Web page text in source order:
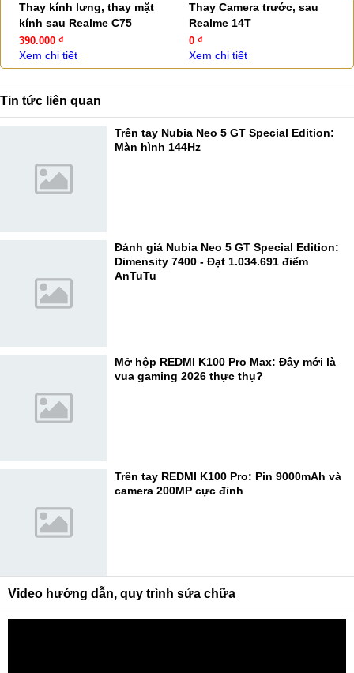
Thay kính lưng, thay mặt
kính sau Realme C75
390.000 ₫
Xem chi tiết
Thay Camera trước, sau
Realme 14T
0 ₫
Xem chi tiết
Tin tức liên quan
Trên tay Nubia Neo 5 GT Special Edition:
Màn hình 144Hz
Đánh giá Nubia Neo 5 GT Special Edition:
Dimensity 7400 - Đạt 1.034.691 điểm
AnTuTu
Mở hộp REDMI K100 Pro Max: Đây mới là
vua gaming 2026 thực thụ?
Trên tay REDMI K100 Pro: Pin 9000mAh và
camera 200MP cực đỉnh
Video hướng dẫn, quy trình sửa chữa